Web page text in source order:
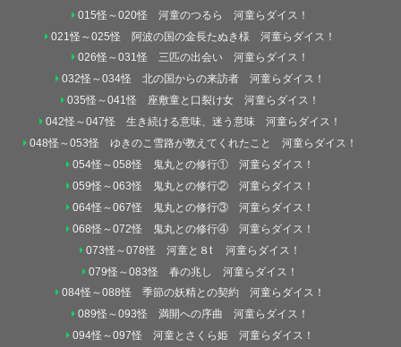
015怪～020怪 河童のつるら 河童らダイス！
021怪～025怪 阿波の国の金長たぬき様 河童らダイス！
026怪～031怪 三匹の出会い 河童らダイス！
032怪～034怪 北の国からの来訪者 河童らダイス！
035怪～041怪 座敷童と口裂け女 河童らダイス！
042怪～047怪 生き続ける意味、迷う意味 河童らダイス！
048怪～053怪 ゆきのこ雪路が教えてくれたこと 河童らダイス！
054怪～058怪 鬼丸との修行① 河童らダイス！
059怪～063怪 鬼丸との修行② 河童らダイス！
064怪～067怪 鬼丸との修行③ 河童らダイス！
068怪～072怪 鬼丸との修行④ 河童らダイス！
073怪～078怪 河童と８t 河童らダイス！
079怪～083怪 春の兆し 河童らダイス！
084怪～088怪 季節の妖精との契約 河童らダイス！
089怪～093怪 満開への序曲 河童らダイス！
094怪～097怪 河童とさくら姫 河童らダイス！